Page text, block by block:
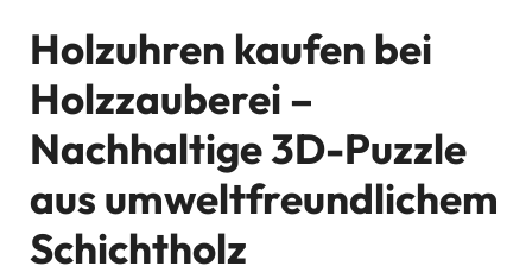
Holzuhren kaufen bei
Holzzauberei –
Nachhaltige 3D-Puzzle
aus umweltfreundlichem
Schichtholz